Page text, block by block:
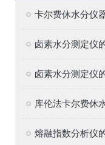
卤素水分测定仪
卤素水分测定仪